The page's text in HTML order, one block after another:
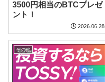
3500円相当のBTCプレゼ
ント！
2026.06.28
その他